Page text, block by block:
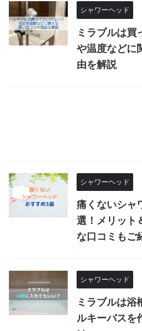
シャワーヘッド
ミラブルは買
や温度などに
由を解説
シャワーヘッド
痛くないシャ
選！メリット
な口コミもご
シャワーヘッド
ミラブルは浴
ルキーバスを